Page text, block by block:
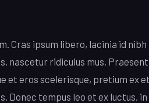
Cras ipsum libero, lacinia id
ridiculus mus.
et eros scelerisque, pretium
tempus leo et ex luctus, in